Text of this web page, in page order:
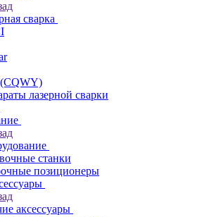
сварка
лазерной сварки
станки
позиционеры
аксессуары